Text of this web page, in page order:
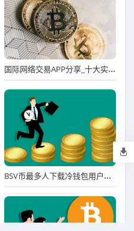
国际网络交易APP分享_十大实用靠谱国际网络交易APP市场占有率排名
BSV币最多人下载冷钱包用户量排名 BSV币冷钱包名气最大iOS排行榜